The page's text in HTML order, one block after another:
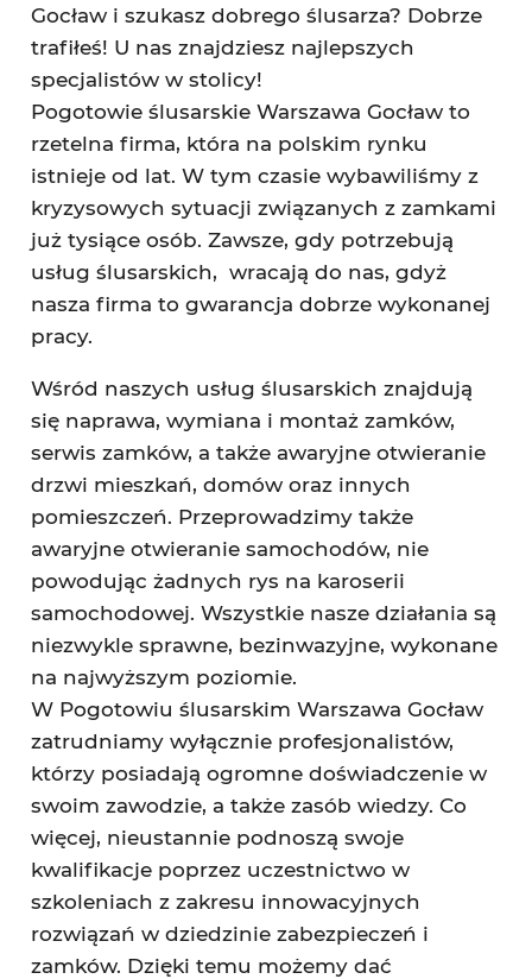
Gocław i szukasz dobrego ślusarza? Dobrze
trafiłeś! U nas znajdziesz najlepszych
specjalistów w stolicy!
Pogotowie ślusarskie Warszawa Gocław to
rzetelna firma, która na polskim rynku
istnieje od lat. W tym czasie wybawiliśmy z
kryzysowych sytuacji związanych z zamkami
już tysiące osób. Zawsze, gdy potrzebują
usług ślusarskich, wracają do nas, gdyż
nasza firma to gwarancja dobrze wykonanej
pracy.
Wśród naszych usług ślusarskich znajdują
się naprawa, wymiana i montaż zamków,
serwis zamków, a także awaryjne otwieranie
drzwi mieszkań, domów oraz innych
pomieszczeń. Przeprowadzimy także
awaryjne otwieranie samochodów, nie
powodując żadnych rys na karoserii
samochodowej. Wszystkie nasze działania są
niezwykle sprawne, bezinwazyjne, wykonane
na najwyższym poziomie.
W Pogotowiu ślusarskim Warszawa Gocław
zatrudniamy wyłącznie profesjonalistów,
którzy posiadają ogromne doświadczenie w
swoim zawodzie, a także zasób wiedzy. Co
więcej, nieustannie podnoszą swoje
kwalifikacje poprzez uczestnictwo w
szkoleniach z zakresu innowacyjnych
rozwiązań w dziedzinie zabezpieczeń i
zamków. Dzięki temu możemy dać